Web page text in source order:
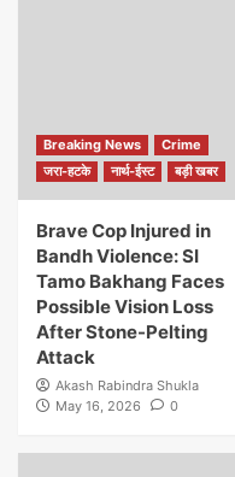
Breaking News
Crime
जरा-हटके
नार्थ-ईस्ट बड़ी खबर
Brave Cop Injured in
Bandh Violence: SI
Tamo Bakhang Faces
Possible Vision Loss
After Stone-Pelting
Attack
Akash Rabindra Shukla
May 16, 2026
0